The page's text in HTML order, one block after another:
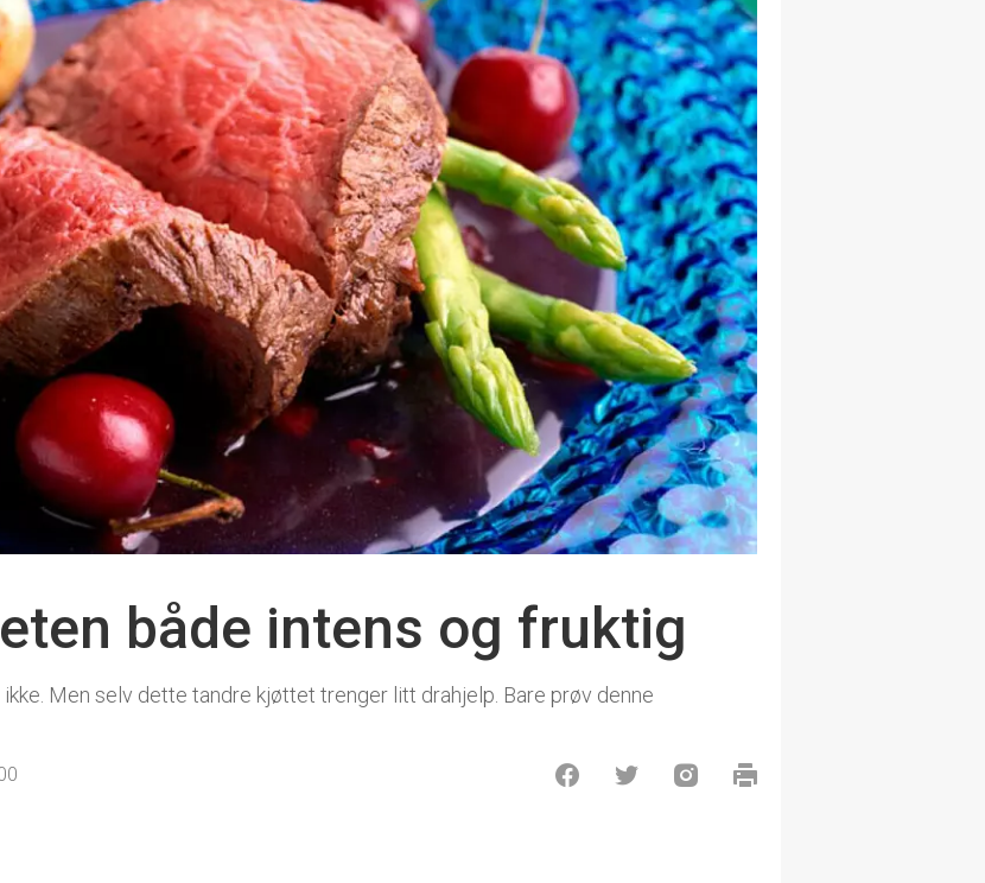
både intens og fruktig
Men selv dette tandre kjøttet trenger litt drahjelp. Bare prøv denne